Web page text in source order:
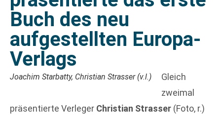
Buch des neu
aufgestellten Europa-
Verlags
Joachim Starbatty, Christian Strasser (v.l.)
Gleich
zweimal
präsentierte Verleger Christian Strasser (Foto, r.)